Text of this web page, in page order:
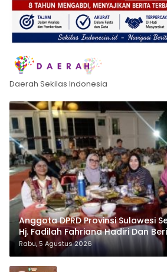
Daerah Sekilas Indonesia
Anggota DPRD Provinsi Sulawesi
Hj. Fadilah Fahriana Hadiri Dan
Takalar Menyalakan Lentera
Malam Apresiasi dan Inovasi
Rabu, 5 Agustus 2026